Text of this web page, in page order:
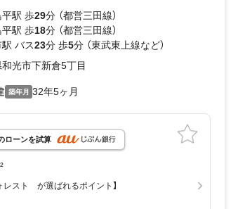
平駅 歩29分 （都営三田線）
平駅 歩18分 （都営三田線）
駅 バス23分 歩5分 （東武東上線など）
光市下新倉5丁目
築年月 32年5ヶ月
ローンを試算
レスト が選ばれるポイント】